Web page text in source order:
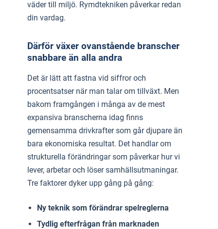
väder till miljö. Rymdtekniken påverkar redan
din vardag.
Därför växer ovanstående branscher
snabbare än alla andra
Det är lätt att fastna vid siffror och
procentsatser när man talar om tillväxt. Men
bakom framgången i många av de mest
expansiva branscherna idag finns
gemensamma drivkrafter som går djupare än
bara ekonomiska resultat. Det handlar om
strukturella förändringar som påverkar hur vi
lever, arbetar och löser samhällsutmaningar.
Tre faktorer dyker upp gång på gång:
Ny teknik som förändrar spelreglerna
Tydlig efterfrågan från marknaden